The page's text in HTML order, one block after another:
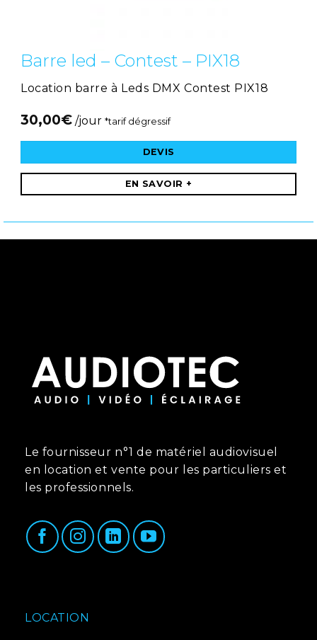
Barre led – Contest – PIX18
Location barre à Leds DMX Contest PIX18
30,00€ /jour *tarif dégressif
DEVIS
EN SAVOIR +
Le fournisseur n°1 de matériel audiovisuel
en location et vente pour les particuliers et
les professionnels.
LOCATION